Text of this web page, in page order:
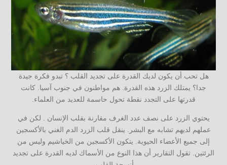
هل تحب أن يكون لديك القدرة على تجديد القلب ؟ تبدو فكرة جيدة
جدا؟ يمتلك الزرد هذه القدرة. هم مواطنون في جنوب آسيا. كانت
قدرتها على التجدد نقطة تحول حاسمة للعديد من العلماء.
يحتوي الزرد على نصف عدد الغرف مقارنة بقلب الإنسان . لكن في
عملهم لديهم تشابه مع البشر. ينقل قلب الزرد الدم الغني بالأكسجين
إلى جميع الأعضاء الحيوية. يتكون الأكسجين من الخياشيم وليس من
الرئتين. تقول التقارير أن هذا النوع من الأسماك لديه القدرة على تجديد